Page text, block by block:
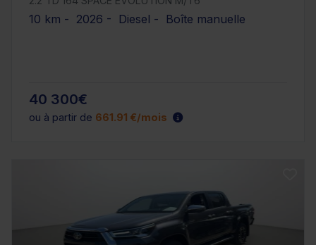
10 km - 2026 - Diesel - Boîte manuelle
40 300€
ou à partir de 661.91 €/mois